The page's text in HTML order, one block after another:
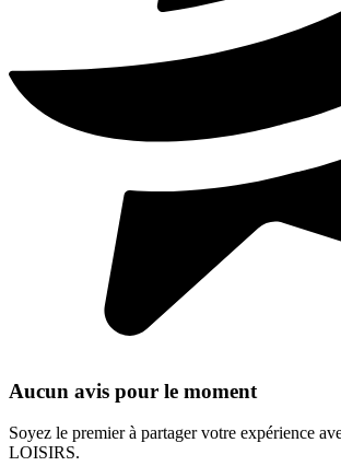
Aucun avis pour le moment
Soyez le premier à partager votre expérience
LOISIRS.